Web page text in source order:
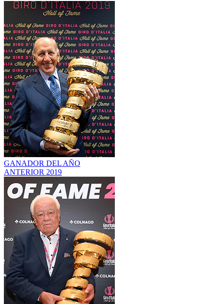
GANADOR DEL AÑO
ANTERIOR 2019